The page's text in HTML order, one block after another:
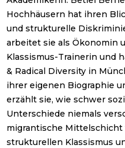
Hochhäusern hat ihren
und strukturelle
arbeitet sie als Ökonomin
Klassismus-Trainerin und
& Radical Diversity in
ihrer eigenen Biographie
erzählt sie, wie schwer
Unterschiede niemals
migrantische Mittelschicht
strukturellen Klassismus